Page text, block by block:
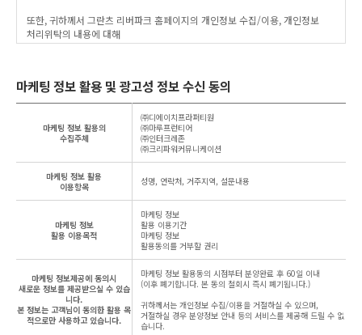
또한, 귀하께서 그란츠 리버파크 홈페이지의 개인정보 수집/이용, 개인정보
처리위탁의 내용에 대해
각각 「동의한다」버튼 또는 「동의하지 않는다」버튼을 클릭할 수 있는
2. 개인정보의 수집 및 이용목적
개인정보 항목별 구체적인 수집 및 이용목적은 다음과 같습니다.
- 전화번호 : 고지사항 전달, 불만처리 등을 위한 원활한 의사소통 경로의 확보,
새로운 서비스 및 뉴스, 이벤트 정보 등의 안내
- 거주지역, 전화번호 : 이벤트/경품 당첨결과 안내 및 상품 배송에 대한 정확한
배송지의 확보
3. 개인정보의 보유 및 이용기간
보유 및 이용기간 : 프로젝트 종료 또는 개인정보 수집 및 이용목적 달성시까지
- 파기절차 : 별도 DB 이관 후 일정 기간 저장 후 파기
- 파기방법 : 종이 출력 정보 - 분쇄 또는 소각, 전자 파일 정보 - 재생 불가능한
4. 개인정보 수집 동의 거부권
모든 고객은 동의를 거부할 수 있으며, 동의를 거부할 경우 관심고객으로
등록이 불가합니다.
마케팅 정보 활용 및 광고성 정보 수신 동의
마케팅 정보 활용의
수집주체
㈜디에이치프라퍼티원
㈜마루프런티어
㈜인터크레존
㈜크리파워커뮤니케이션
마케팅 정보 활용
이용항목
성명, 연락처, 거주지역, 설문내용
마케팅 정보
활용 이용목적
마케팅 정보
활용 이용기간
마케팅 정보
활용동의를 거부할 권리
마케팅 정보제공에 동의시
새로운 정보를 제공받으실 수 있습
니다.
본 정보는 고객님이 동의한 활용 목
적으로만 사용하고 있습니다.
마케팅 정보 활용동의 시점부터 분양완료 후 60일 이내
(이후 폐기합니다. 본 동의 철회시 즉시 폐기됩니다.)
귀하께서는 개인정보 수집/이용을 거절하실 수 있으며,
거절하실 경우 분양정보 안내 등의 서비스를 제공해 드릴 수 없
습니다.